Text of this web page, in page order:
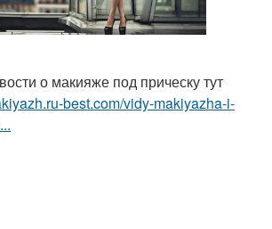
о макияже под прическу тут
best.com/vidy-makiyazha-i-